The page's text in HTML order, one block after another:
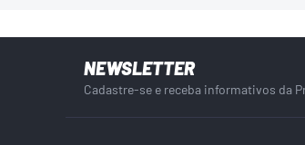
NEWSLETTER
Cadastre-se e receba informativos da